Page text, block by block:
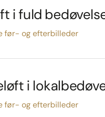
i fuld
før- og efterbilleder
i
før- og efterbilleder